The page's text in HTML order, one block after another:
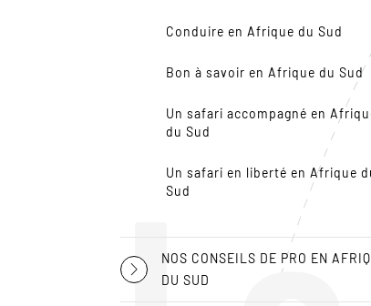
Conduire en Afrique du Sud
Bon à savoir en Afrique du Sud
Un safari accompagné en
du Sud
Un safari en liberté en Afrique
Sud
NOS CONSEILS DE PRO EN
DU SUD